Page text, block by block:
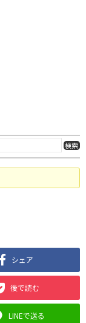
シェア
後で読む
LINEで送る